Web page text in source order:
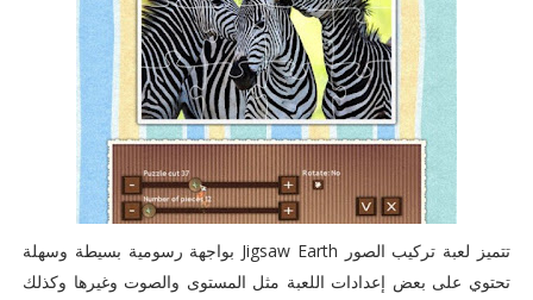
تتميز لعبة تركيب الصور Jigsaw Earth بواجهة رسومية بسيطة وسهلة
تحتوي على بعض إعدادات اللعبة مثل المستوى والصوت وغيرها وكذلك